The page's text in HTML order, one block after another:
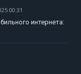
00:31
интернета: